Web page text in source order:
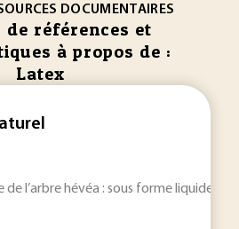
DOCUMENTAIRES
références et
à propos de :
Latex
de l’arbre hévéa : sous forme liquide ;